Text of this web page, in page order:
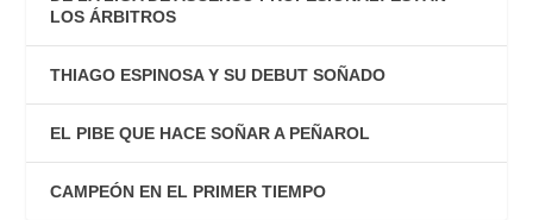
LOS ÁRBITROS
THIAGO ESPINOSA Y SU DEBUT SOÑADO
EL PIBE QUE HACE SOÑAR A PEÑAROL
CAMPEÓN EN EL PRIMER TIEMPO